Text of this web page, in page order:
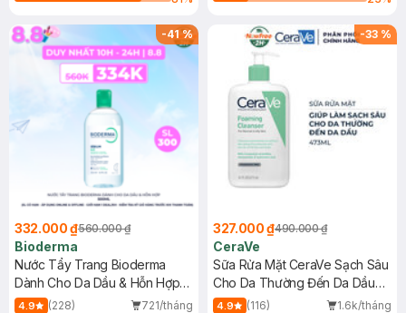
-41%
332.000 ₫560.000 ₫
Bioderma
Nước Tẩy Trang Bioderma
Dành Cho Da Dầu & Hỗn Hợp
500ml
4.9 (228)
721/tháng
-33 %
327.000 ₫490.000 ₫
CeraVe
Sữa Rửa Mặt CeraVe Sạch Sâu
Cho Da Thường Đến Da Dầu
473ml
4.9 (116)
1.6k/tháng